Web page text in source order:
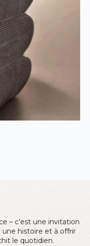
– c’est une invitation
une histoire et à offrir
le quotidien.